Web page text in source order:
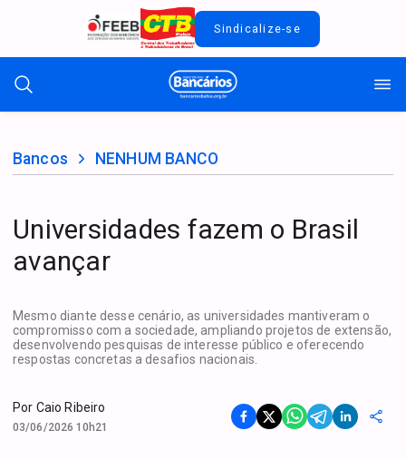
Sindicalize-se
Bancos NENHUM BANCO
Universidades fazem o Brasil
avançar
Mesmo diante desse cenário, as universidades mantiveram o
compromisso com a sociedade, ampliando projetos de extensão,
desenvolvendo pesquisas de interesse público e oferecendo
respostas concretas a desafios nacionais.
Por Caio Ribeiro
03/06/2026 10h21